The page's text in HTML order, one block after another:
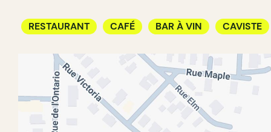
RESTAURANT CAFÉ BAR À VIN CAVISTE